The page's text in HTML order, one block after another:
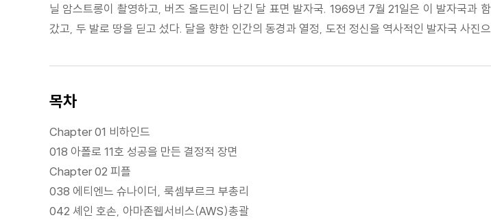
닐 암스트롱이 촬영하고, 버즈 올드린이 남긴 달 표면 발자국. 1969년 7월 21일은 이 발자국과
갔고, 두 발로 땅을 딛고 섰다. 달을 향한 인간의 동경과 열정, 도전 정신을 역사적인 발자국 사진
목차
Chapter 01 비하인드
018 아폴로 11호 성공을 만든 결정적 장면
Chapter 02 피플
038 에티엔느 슈나이더, 룩셈부르크 부총리
042 셰인 호손, 아마존웹서비스(AWS)총괄